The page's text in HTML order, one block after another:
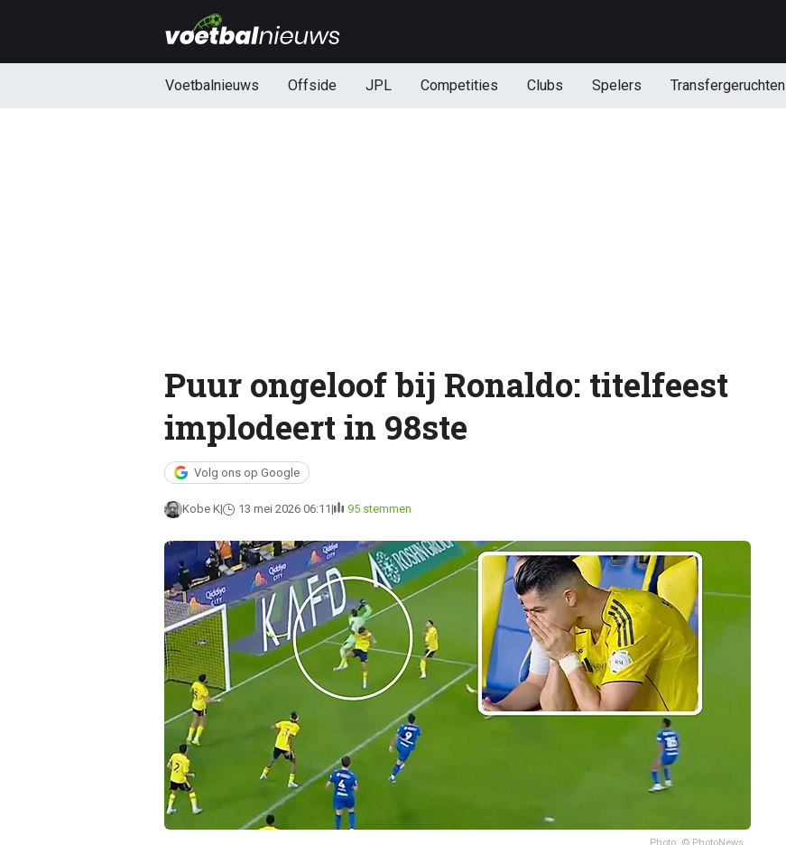
Voetbalnieuws Offside JPL Competities Clubs Spelers Transfergeruchten
Puur ongeloof bij Ronaldo: titelfeest
implodeert in 98ste
Volg ons op Google
Kobe K 13 mei 2026 06:11 95 stemmen
Photo: © PhotoNews